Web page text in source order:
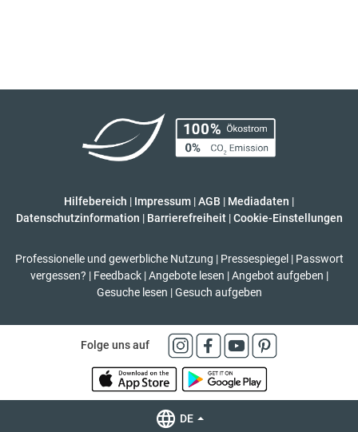
Hilfebereich | Impressum |AGB | Mediadaten |
Datenschutzinformation | Barrierefreiheit | Cookie-Einstellungen
Professionelle und gewerbliche Nutzung | Pressespiegel | Passwort
vergessen? | Feedback | Angebote lesen | Angebot aufgeben |
Gesuche lesen | Gesuch aufgeben
Folge uns auf
DE